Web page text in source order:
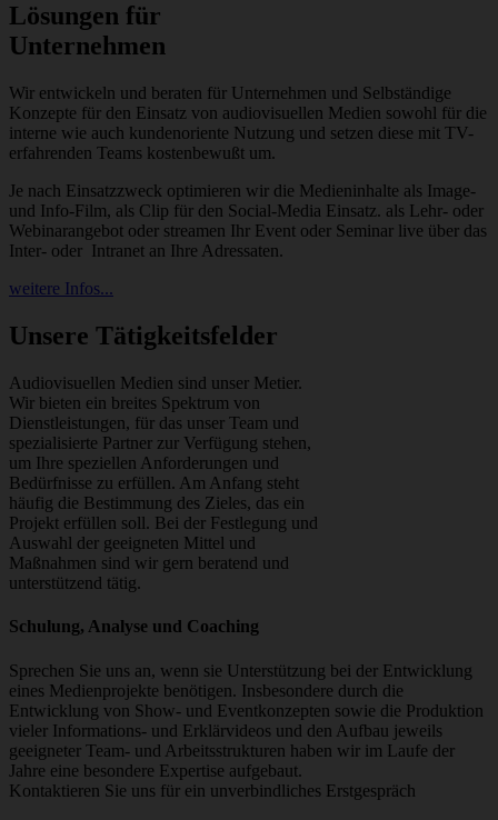
Lösungen für
Unternehmen
Wir entwickeln und beraten für Unternehmen und Selbständige
Konzepte für den Einsatz von audiovisuellen Medien sowohl für die
interne wie auch kundenoriente Nutzung und setzen diese mit TV-
erfahrenden Teams kostenbewußt um.
Je nach Einsatzzweck optimieren wir die Medieninhalte als Image-
und Info-Film, als Clip für den Social-Media Einsatz. als Lehr- oder
Webinarangebot oder streamen Ihr Event oder Seminar live über das
Inter- oder Intranet an Ihre Adressaten.
weitere Infos...
Unsere Tätigkeitsfelder
Audiovisuellen Medien sind unser Metier.
Wir bieten ein breites Spektrum von
Dienstleistungen, für das unser Team und
spezialisierte Partner zur Verfügung stehen,
um Ihre speziellen Anforderungen und
Bedürfnisse zu erfüllen. Am Anfang steht
häufig die Bestimmung des Zieles, das ein
Projekt erfüllen soll. Bei der Festlegung und
Auswahl der geeigneten Mittel und
Maßnahmen sind wir gern beratend und
unterstützend tätig.
Schulung, Analyse und Coaching
Sprechen Sie uns an, wenn sie Unterstützung bei der Entwicklung
eines Medienprojekte benötigen. Insbesondere durch die
Entwicklung von Show- und Eventkonzepten sowie die Produktion
vieler Informations- und Erklärvideos und den Aufbau jeweils
geeigneter Team- und Arbeitsstrukturen haben wir im Laufe der
Jahre eine besondere Expertise aufgebaut.
Kontaktieren Sie uns für ein unverbindliches Erstgespräch